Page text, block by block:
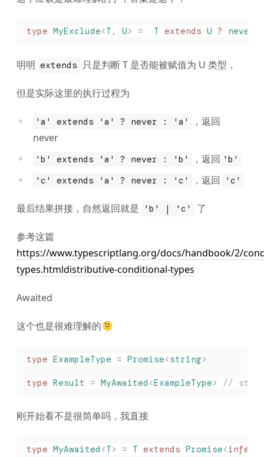
type MyExclude<T , U> =
  T
extends U ? never
明明 extends 只是判断 T 是否能被赋值为 U 类型，
但是实际这里的执行过程为
'a' extends 'a' ? never : 'a'
，返回
never
'b' extends 'a' ? never : 'b' ，返回 'b'
'c' extends 'a' ? never : 'c'
，返回 'c'
最后结果拼接，自然返回就是 'b' | 'c' 了
参考这篇
https://www.typescriptlang.org/docs/handbook/2/
types.htmldistributive-conditional-types
Awaited
这个也是很难理解的🫠
type ExampleType = Promise<string>
type Result = MyAwaited <ExampleType> //
刚开始看不是很简单吗，我直接
type MyAwaited <T> = T extends Promise<infer